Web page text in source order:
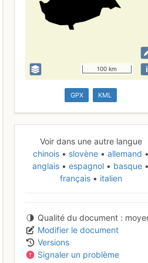
100 km i
GPX KML
Voir dans une autre langue
chinois
slovène
allemand
anglais
espagnol
basque
français
italien
Qualité du document
Modifier le document
Versions
Signaler un problème